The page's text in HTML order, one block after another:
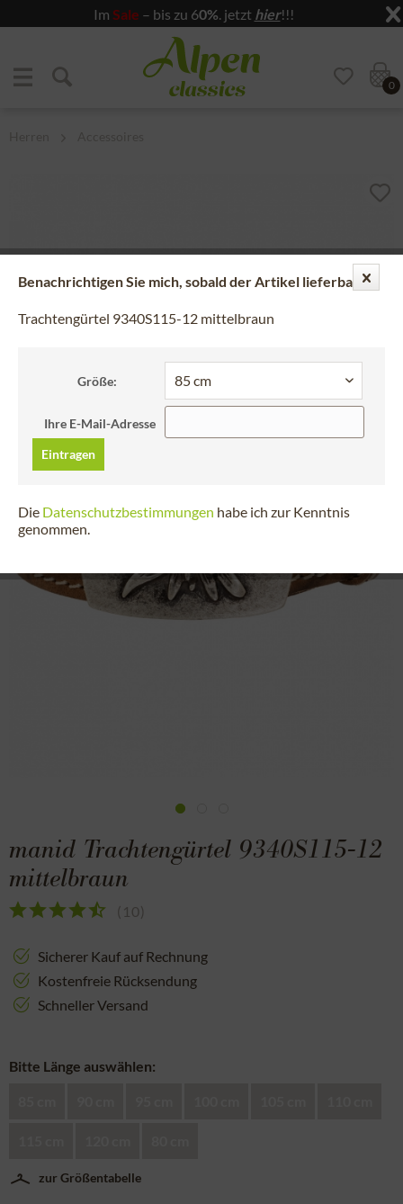
Im Sale – bis zu 60% . jetzt hier!!!
Zum Hauptbereich springen
0
manid Trachtengürtel 9340S115-12
mittelbraun
( 10)
Sicherer Kauf auf Rechnung
Kostenfreie Rücksendung
Schneller Versand
Bitte Länge auswählen:
zur Größentabelle
Benachrichtigen Sie mich, sobald der Artikel lieferbar ist.
Trachtengürtel 9340S115-12 mittelbraun
Größe:
Ihre E-Mail-Adresse
Eintragen
Die Datenschutzbestimmungen habe ich zur Kenntnis
genommen.